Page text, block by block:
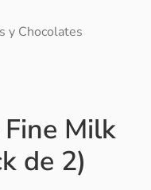
y Chocolates
Milk
de 2)